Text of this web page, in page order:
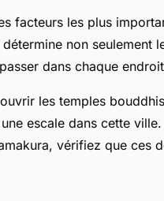
facteurs les plus
non seulement
dans chaque
les temples
escale dans cette
vérifiez que ces